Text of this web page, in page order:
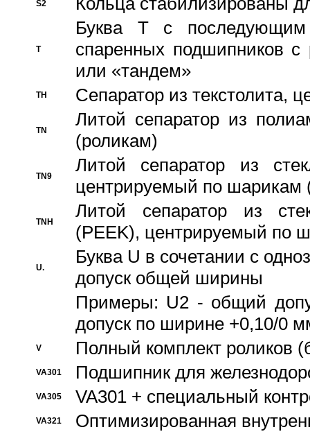
S2
T
Буква T с
спаренных подшипников
или «тандем»
TH Сепаратор из текстолита,
TN
Литой сепаратор из
(роликам)
TN9
Литой сепаратор из
центрируемый по шарикам
TNH
Литой сепаратор из
(PEEK), центрируемый по
U.
Буква U в сочетании с
допуск общей ширины
Примеры: U2 - общий
допуск по ширине +0,10/0
V Полный комплект роликов
VA301 Подшипник для
VA305 VA301 + специальный
VA321 Оптимизированная